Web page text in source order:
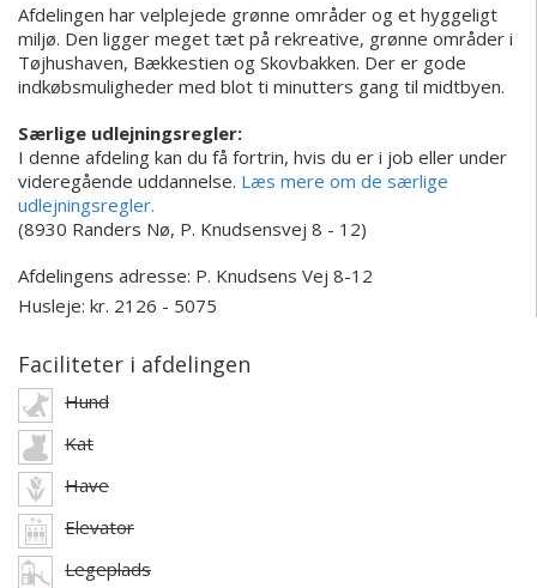
Afdelingen har velplejede grønne områder og et hyggeligt
miljø. Den ligger meget tæt på rekreative, grønne områder i
Tøjhushaven, Bækkestien og Skovbakken. Der er gode
indkøbsmuligheder med blot ti minutters gang til midtbyen.
Særlige udlejningsregler:
I denne afdeling kan du få fortrin, hvis du er i job eller under
videregående uddannelse. Læs mere om de særlige
udlejningsregler.
(8930 Randers Nø, P. Knudsensvej 8 - 12)
Afdelingens adresse: P. Knudsens Vej 8-12
Husleje: kr. 2126 - 5075
Faciliteter i afdelingen
Hund
Kat
Have
Elevator
Legeplads